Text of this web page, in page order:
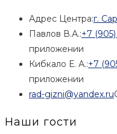
Адрес Центра:г.
Павлов В.А.:+7
приложении
Кибкало Е. А.:+7
приложении
rad-gizni@yandex.ru
Наши гости